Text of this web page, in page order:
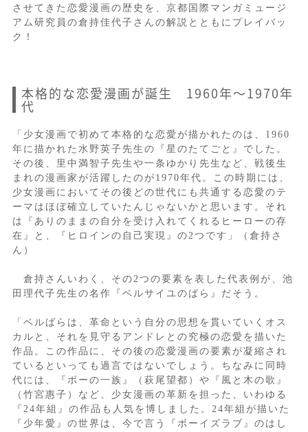
させてきた恋愛漫画の歴史を、京都国際マンガミュージ
アム研究員の倉持佳代子さんの解説とともにプレイバッ
ク！
本格的な恋愛漫画が誕生 1960年〜1970年
代
「少女漫画で初めて本格的な恋愛が描かれたのは、1960
年に描かれた水野英子先生の『星のたてごと』でした。
その後、里中満智子先生や一条ゆかり先生など、戦後生
まれの漫画家が活躍したのが1970年代。この時期には、
少女漫画においてその後どの世代にも共通する恋愛のテ
ーマはほぼ確立していたんじゃないかと思います。それ
は『ありのままの自分を受け入れてくれるヒーローの存
在』と、『ヒロインの自己実現』の2つです」（倉持さ
ん）
倉持さんいわく、その2つの要素を表した代表例が、池
田理代子先生の名作『ベルサイユのばら』だそう。
「ベルばらは、革命という自分の思想を貫いていくオス
カルと、それを見守るアンドレとの究極の恋愛を描いた
作品。この作品に、その後の恋愛漫画の要素が凝縮され
ているといっても過言ではないでしょう。ちなみに同時
代には、『ポーの一族』（萩尾望都）や『風と木の歌』
（竹宮惠子）など、少女漫画の革新を担った、いわゆる
『24年組』の作品も人気を博しました。24年組が描いた
『少年愛』の世界は、今で言う『ボーイズラブ』のはし